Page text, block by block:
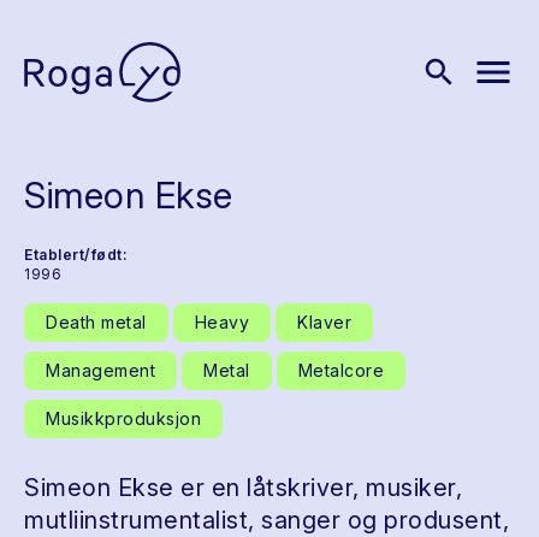
search menu
Simeon Ekse
Etablert/født:
1996
Death metal Heavy Klaver
Management Metal Metalcore
Musikkproduksjon
Simeon Ekse er en låtskriver, musiker,
mutliinstrumentalist, sanger og produsent,